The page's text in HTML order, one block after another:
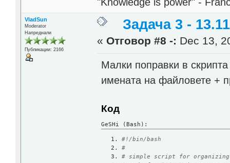
VladSun
Moderator
Напреднали
Публикации: 2166
Задача 3 -
« Отговор #8 -: Dec 13,
Малки поправки в
имената на файловете +
Код
GeSHi (Bash):
#!/bin/bash
#
# simple script for